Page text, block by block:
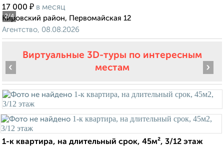
2/4
17 000 ₽ в месяц
Кировский район, Первомайская 12
Агентство, 08.08.2026
Виртуальные 3D-туры по интересным
местам
‹ ›
1-к квартира, на длительный срок, 45м², 3/12 этаж